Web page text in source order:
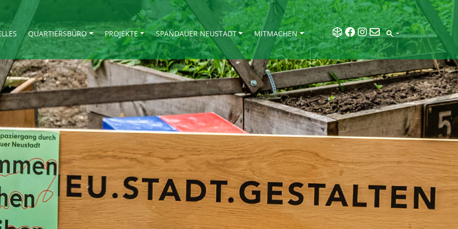
QUARTIERSBÜRO PROJEKTE SPANDAUER NEUSTADT MITMACHEN SEARCH